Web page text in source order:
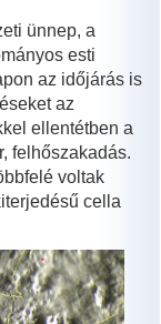
ünnep, a
esti
az időjárás is
az
ellentétben a
felhőszakadás.
voltak
cella